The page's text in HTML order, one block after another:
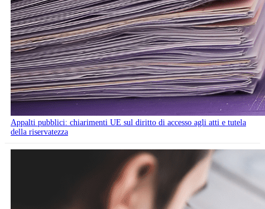
Appalti pubblici: chiarimenti UE sul diritto di accesso agli atti e tutela
della riservatezza